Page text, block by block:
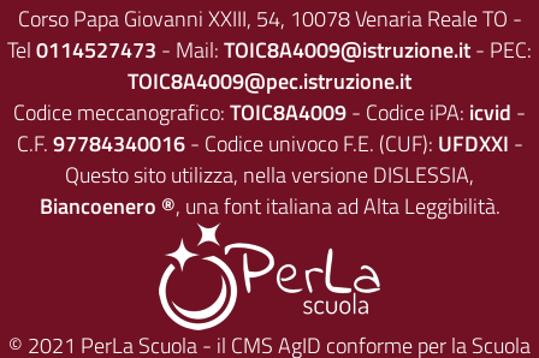
Corso Papa Giovanni XXIII, 54, 10078 Venaria Reale TO -
Tel0114527473 - Mail:TOIC8A4009@istruzione.it- PEC:
TOIC8A4009@pec.istruzione.it
Codice meccanografico:TOIC8A4009- Codice iPA: icvid -
C.F.97784340016- Codice univoco F.E. (CUF): UFDXXI -
Questo sito utilizza, nella versione DISLESSIA,
Biancoenero ®, una font italiana ad Alta Leggibilità.
© 2021 PerLa Scuola- il CMS AgID conforme per la Scuola